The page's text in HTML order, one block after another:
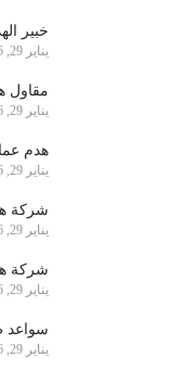
خبير
يناير 29, 2026
مقاول
يناير 29, 2026
هدم
يناير 29, 2026
شركة
يناير 29, 2026
شركة
يناير 29, 2026
سواعد
يناير 29, 2026